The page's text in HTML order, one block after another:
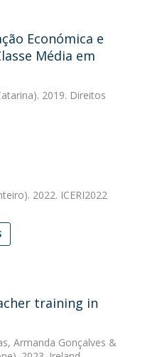
Económica e
Média em
2019. Direitos
2022. ICERI2022
training in
, Armanda Gonçalves &